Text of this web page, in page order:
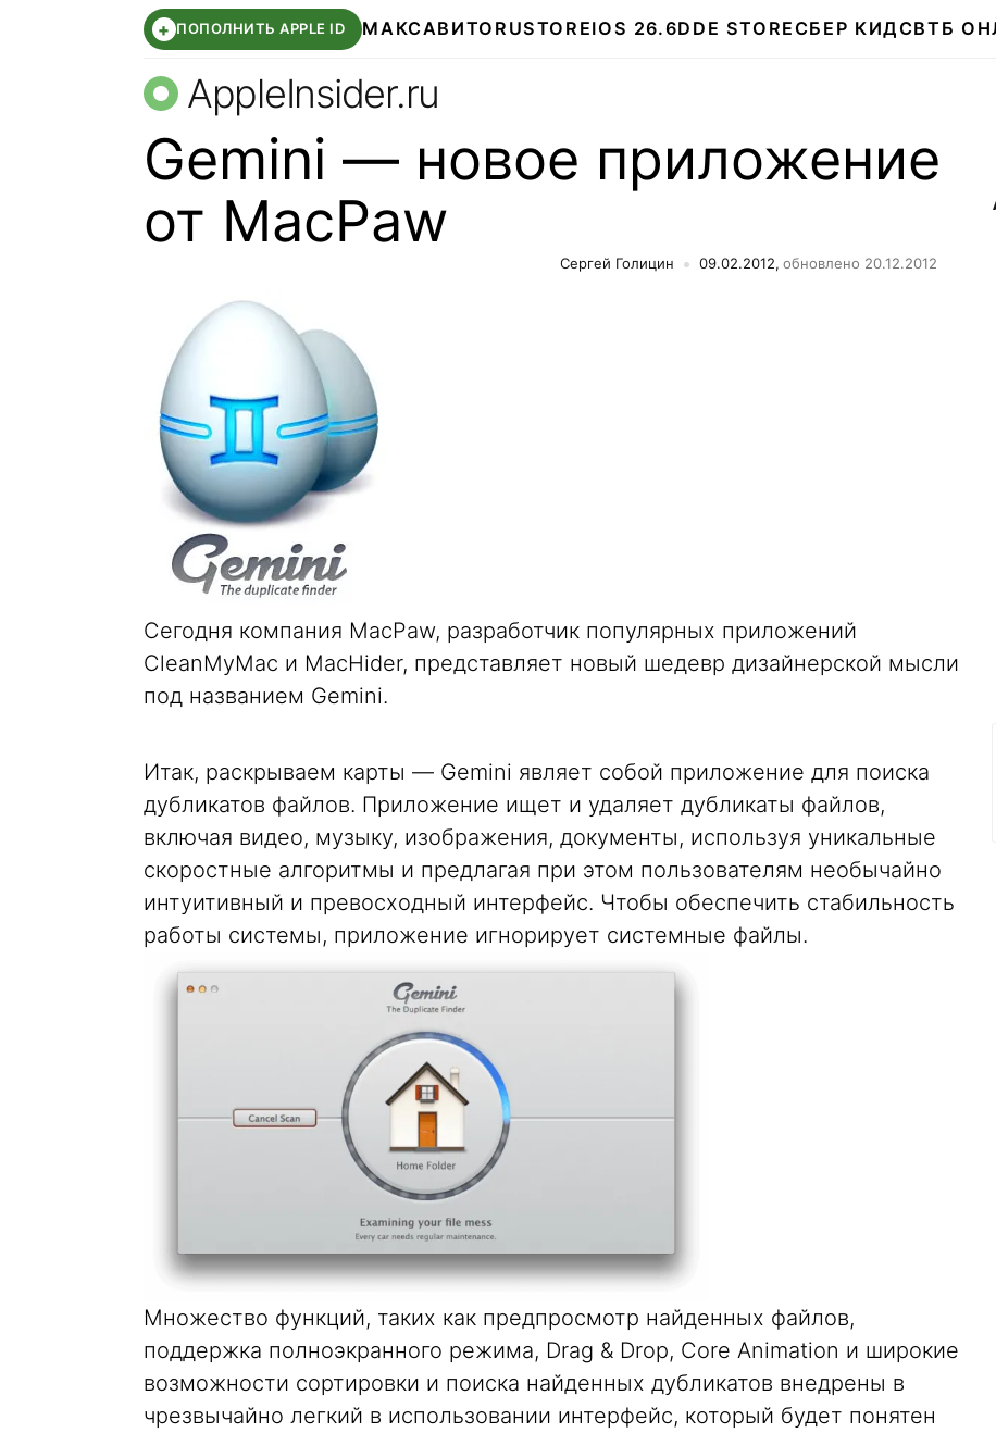
+ ПОПОЛНИТЬ APPLE ID МАКСАВИТО RUSTOREIOS 26.6DDE STORE СБЕР КИДСВТБ
AppleInsider.ru
Gemini — новое приложение
от MacPaw
Сергей Голицин 09.02.2012, обновлено 20.12.2012
Сегодня компания MacPaw, разработчик популярных приложений
CleanMyMac и MacHider, представляет новый шедевр дизайнерской мысли
под названием Gemini.
Итак, раскрываем карты — Gemini являет собой приложение для поиска
дубликатов файлов. Приложение ищет и удаляет дубликаты файлов,
включая видео, музыку, изображения, документы, используя уникальные
скоростные алгоритмы и предлагая при этом пользователям необычайно
интуитивный и превосходный интерфейс. Чтобы обеспечить стабильность
работы системы, приложение игнорирует системные файлы.
Множество функций, таких как предпросмотр найденных файлов,
поддержка полноэкранного режима, Drag & Drop, Core Animation и широкие
возможности сортировки и поиска найденных дубликатов внедрены в
чрезвычайно легкий в использовании интерфейс, который будет понятен